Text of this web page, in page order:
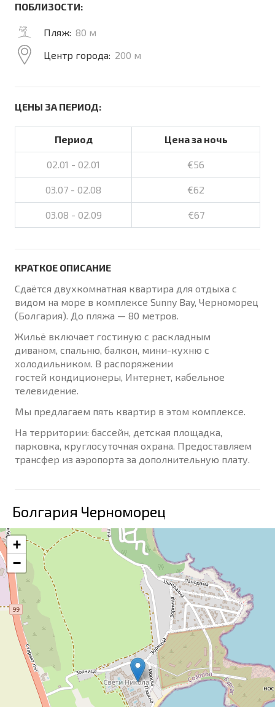
ПОБЛИЗОСТИ:
Пляж: 80 м
Центр города: 200 м
ЦЕНЫ ЗА ПЕРИОД:
Период Цена за ночь
02.01 - 02.01 €56
03.07 - 02.08 €62
03.08 - 02.09 €67
КРАТКОЕ ОПИСАНИЕ
Сдаётся двухкомнатная квартира для отдыха с
видом на море в комплексе Sunny Bay, Черноморец
(Болгария). До пляжа — 80 метров.
Жильё включает гостиную с раскладным
диваном, спальню, балкон, мини-кухню с
холодильником. В распоряжении
гостей кондиционеры, Интернет, кабельное
телевидение.
Мы предлагаем пять квартир в этом комплексе.
На территории: бассейн, детская площадка,
парковка, круглосуточная охрана. Предоставляем
трансфер из аэропорта за дополнительную плату.
Болгария Черноморец
+
−